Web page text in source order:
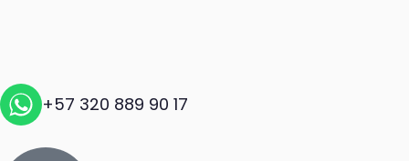
+57 320 889 90 17